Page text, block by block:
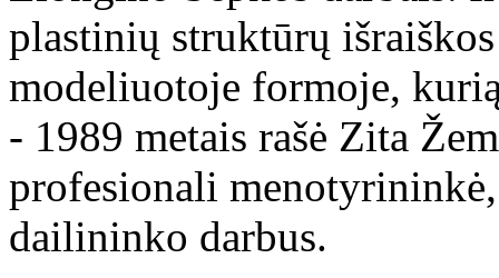
plastinių struktūrų
modeliuotoje formoje,
- 1989 metais rašė Zita
profesionali
dailininko darbus.